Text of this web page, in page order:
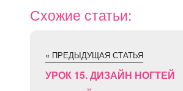
Схожие статьи:
« ПРЕДЫДУЩАЯ СТАТЬЯ
УРОК 15. ДИЗАЙН НОГТЕЙ